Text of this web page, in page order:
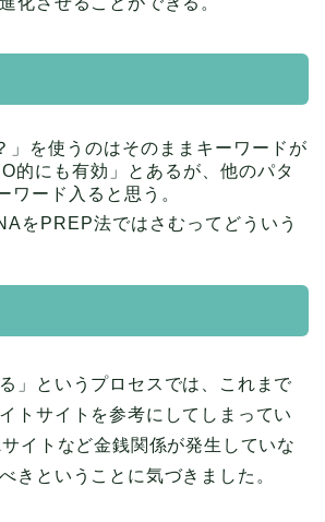
」を使うのはそのままキーワードが
的にも有効」とあるが、他のパタ
ワード入ると思う。
をPREP法ではさむってどういう
」というプロセスでは、これまで
トサイトを参考にしてしまってい
イトなど金銭関係が発生していな
きということに気づきました。